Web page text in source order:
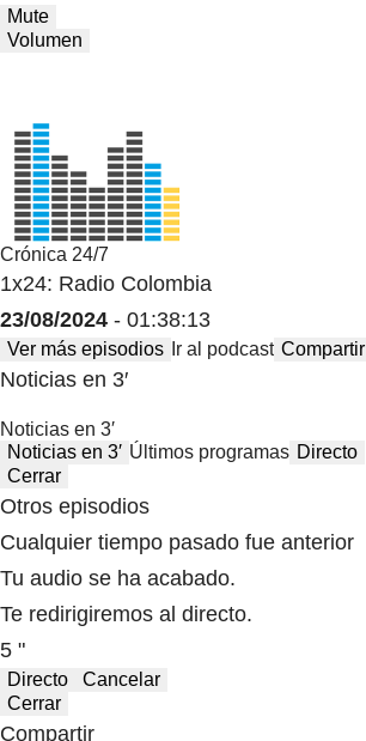
Mute
Volumen
Crónica 24/7
1x24: Radio Colombia
23/08/2024 - 01:38:13
Ver más episodios Ir al podcast Compartir
Noticias en 3′
Noticias en 3′
Noticias en 3′ Últimos programas Directo
Cerrar
Otros episodios
Cualquier tiempo pasado fue anterior
Tu audio se ha acabado.
Te redirigiremos al directo.
5 "
Directo
Cancelar
Cerrar
Compartir